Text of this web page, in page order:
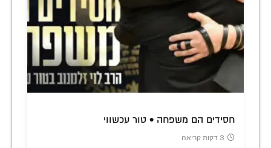
חסידים הם משפחה • טור עכשווי
3 דקות קריאה